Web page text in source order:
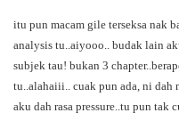
itu pun macam gile terseksa nak
analysis tu..aiyooo.. budak lain
subjek tau! bukan 3
tu..alahaiii.. cuak pun ada, ni dah
aku dah rasa pressure..tu pun